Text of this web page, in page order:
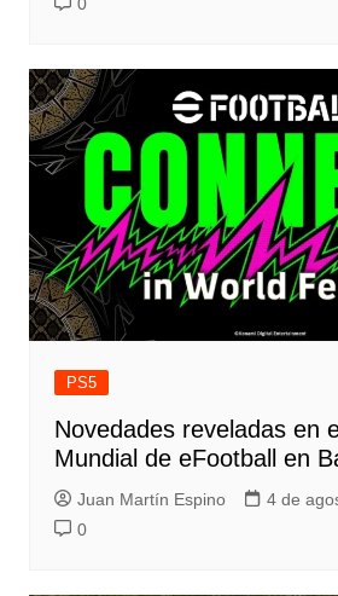
PS5
Novedades reveladas en
Mundial de eFootball en
Juan Martín Espino
4 de
0